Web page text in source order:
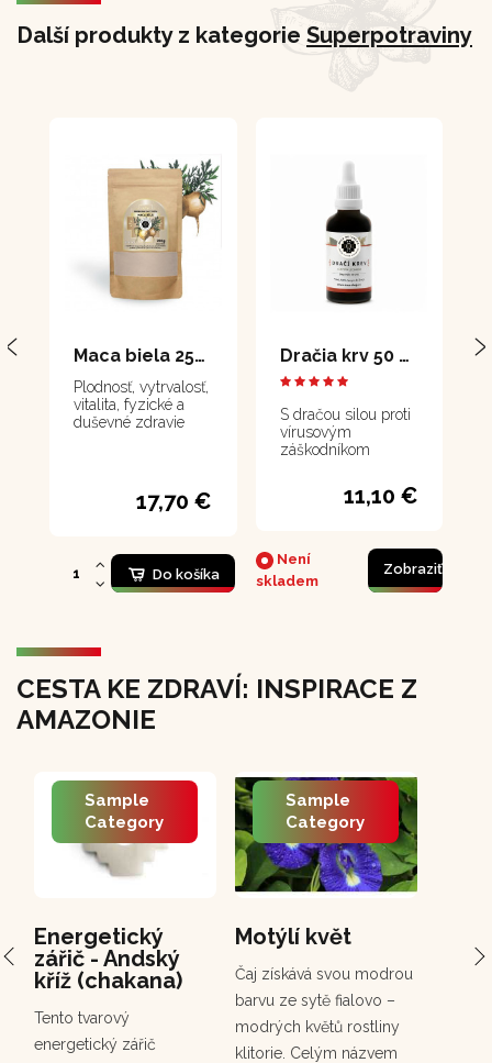
Další produkty z kategorie Superpotraviny
Maca biela 250 g
Plodnosť, vytrvalosť,
vitalita, fyzické a
duševné zdravie
17,70 €
Do košíka
Dračia krv 50 ml
S dračou silou proti
vírusovým
záškodníkom
11,10 €
Není
skladem
Zobraziť
CESTA KE ZDRAVÍ: INSPIRACE Z
AMAZONIE
Energetický
zářič - Andský
kříž (chakana)
Sample
Category
Tento tvarový
energetický zářič
Motýlí květ
Sample
Category
Čaj získává svou modrou
barvu ze sytě fialovo –
modrých květů rostliny
klitorie. Celým názvem